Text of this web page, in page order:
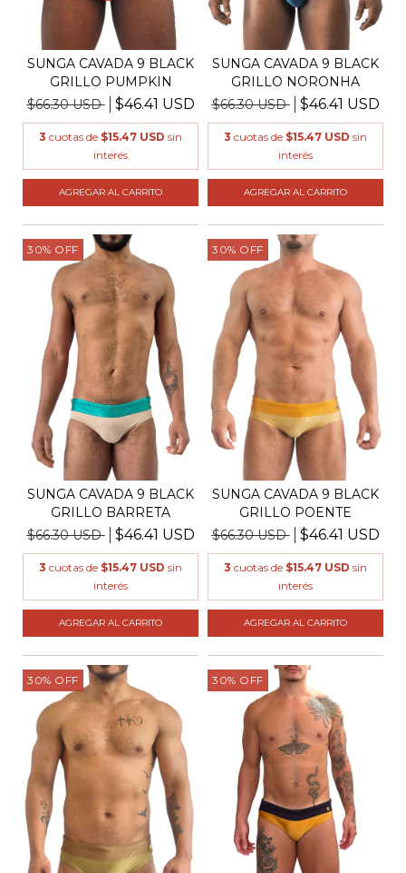
SUNGA CAVADA 9 BLACK
GRILLO PUMPKIN
$66.30 USD
$46.41 USD
3 cuotas de $15.47 USD sin
interés
AGREGAR AL CARRITO
SUNGA CAVADA 9 BLACK
GRILLO NORONHA
$66.30 USD
$46.41 USD
3 cuotas de $15.47 USD sin
interés
AGREGAR AL CARRITO
30% OFF
SUNGA CAVADA 9 BLACK
GRILLO BARRETA
$66.30 USD
$46.41 USD
3 cuotas de $15.47 USD sin
interés
AGREGAR AL CARRITO
30% OFF
SUNGA CAVADA 9 BLACK
GRILLO POENTE
$66.30 USD
$46.41 USD
3 cuotas de $15.47 USD sin
interés
AGREGAR AL CARRITO
30% OFF 30% OFF